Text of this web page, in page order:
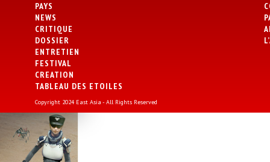
PAYS
NEWS
CRITIQUE
DOSSIER
ENTRETIEN
FESTIVAL
CREATION
TABLEAU DES ETOILES
Copyright 2024 East Asia - All Rights Reserved